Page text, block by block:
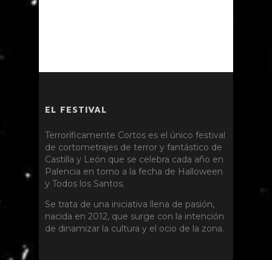
EL FESTIVAL
Terroríficamente Cortos es el único festival
de cortometrajes de terror y fantástico de
Castilla y León que se celebra cada año en
Palencia en torno a la fecha de Halloween
y Todos los Santos.
Se trata de una iniciativa llena de pasión,
nacida en 2012, que surge con la intención
de dinamizar la cultura y el ocio de la zona.